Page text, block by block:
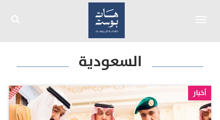
السعودية
أخبار